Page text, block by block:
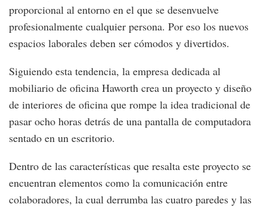
proporcional al entorno en el que se desenvuelve
profesionalmente cualquier persona. Por eso los nuevos
espacios laborales deben ser cómodos y divertidos.
Siguiendo esta tendencia, la empresa dedicada al
mobiliario de oficina Haworth crea un proyecto y diseño
de interiores de oficina que rompe la idea tradicional de
pasar ocho horas detrás de una pantalla de computadora
sentado en un escritorio.
Dentro de las características que resalta este proyecto se
encuentran elementos como la comunicación entre
colaboradores, la cual derrumba las cuatro paredes y las